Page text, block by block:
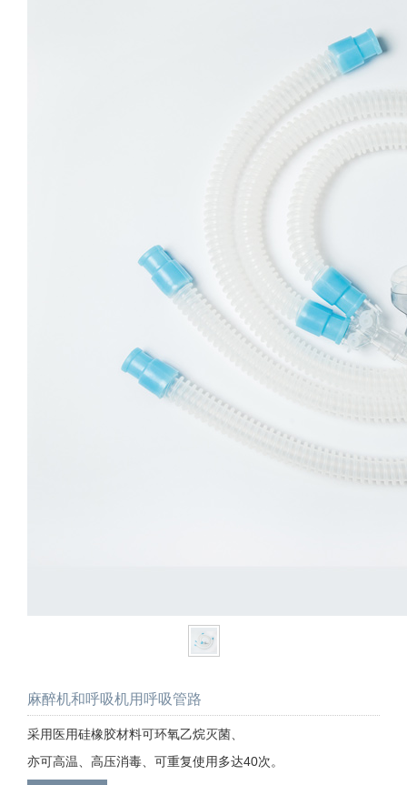
麻醉机和呼吸机用呼吸管路
采用医用硅橡胶材料可环氧乙烷灭菌、
亦可高温、高压消毒、可重复使用多达40次。